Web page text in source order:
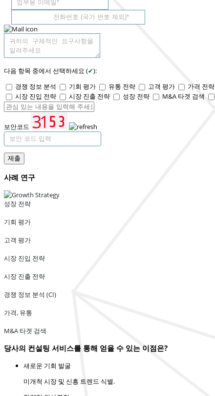
다음 항목 중에서 선택하세요 (✔):
경쟁 정보 분석
기회 평가 유통 전략 고객 평가
가격 전략
시장 진입 전략
시장 진출 전략 성장 전략 M&A 타겟 검색
보안코드
제출
사례 연구
성장 전략
기회 평가
고객 평가
시장 진입 전략
시장 진출 전략
경쟁 정보 분석 (CI)
가격, 유통
M&A 타겟 검색
당사의 컨설팅 서비스를 통해 얻을 수 있는 이점은?
새로운 기회 발굴
미개척 시장 및 신흥 트렌드 식별.